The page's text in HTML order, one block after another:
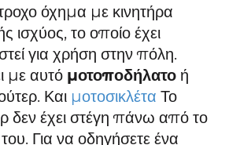
όχημα με κινητήρα
ισχύος, το οποίο έχει
για χρήση στην πόλη.
με αυτό μοτοποδήλατο ή
Και μοτοσικλέτα Το
δεν έχει στέγη πάνω από το
Για να οδηγήσετε ένα